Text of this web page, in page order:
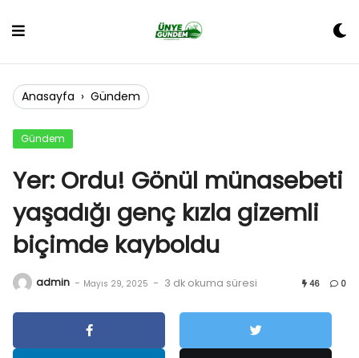
Anasayfa › Gündem
Gündem
Yer: Ordu! Gönül münasebeti
yaşadığı genç kızla gizemli
biçimde kayboldu
admin - Mayıs 29, 2025 - 3 dk okuma süresi 46 0